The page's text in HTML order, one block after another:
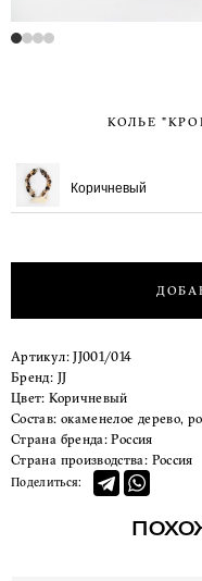
КОЛЬЕ
Коричневый
Артикул:JJ001/014
Бренд: JJ
Цвет:
Коричневый
Состав: окаменелое дерево,
Страна бренда: Россия
Страна производства: Россия
Поделиться: